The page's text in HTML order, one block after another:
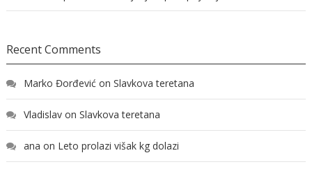
Recent Comments
Marko Đorđević on Slavkova teretana
Vladislavon Slavkova teretana
ana on Leto prolazi višak kg dolazi